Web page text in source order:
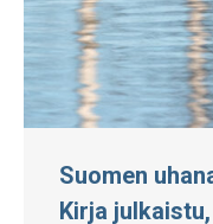
Suomen
Kirja